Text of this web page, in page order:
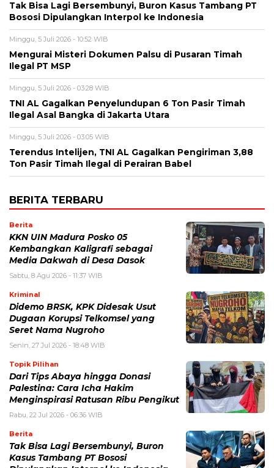
Tak Bisa Lagi Bersembunyi, Buron Kasus Tambang PT
Bososi Dipulangkan Interpol ke Indonesia
Minggu, 5 Juli 2026 - 10:52 WIB
Mengurai Misteri Dokumen Palsu di Pusaran Timah
Ilegal PT MSP
Minggu, 5 Juli 2026 - 03:28 WIB
TNI AL Gagalkan Penyelundupan 6 Ton Pasir Timah
Ilegal Asal Bangka di Jakarta Utara
Minggu, 5 Juli 2026 - 03:05 WIB
Terendus Intelijen, TNI AL Gagalkan Pengiriman 3,88
Ton Pasir Timah Ilegal di Perairan Babel
BERITA TERBARU
Berita
KKN UIN Madura Posko 05
Kembangkan Kaligrafi sebagai
Media Dakwah di Desa Dasok
Sabtu, 8 Agu 2026 - 11:37 WIB
Kriminal
Didemo BRSK, KPK Didesak Usut
Dugaan Korupsi Telkomsel yang
Seret Nama Nugroho
Senin, 27 Jul 2026 - 18:48 WIB
Topik Pilihan
Dari Tips Abaya hingga Donasi
Palestina: Cara Icha Hakim
Menginspirasi Ratusan Ribu Pengikut
Rabu, 22 Jul 2026 - 06:36 WIB
Berita
Tak Bisa Lagi Bersembunyi, Buron
Kasus Tambang PT Bososi